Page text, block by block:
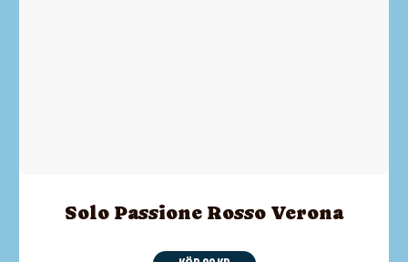
Solo Passione Rosso Verona